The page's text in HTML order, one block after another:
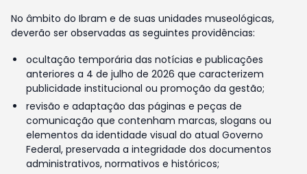
No âmbito do Ibram e de suas unidades museológicas,
deverão ser observadas as seguintes providências:
ocultação temporária das notícias e publicações
anteriores a 4 de julho de 2026 que caracterizem
publicidade institucional ou promoção da gestão;
revisão e adaptação das páginas e peças de
comunicação que contenham marcas, slogans ou
elementos da identidade visual do atual Governo
Federal, preservada a integridade dos documentos
administrativos, normativos e históricos;